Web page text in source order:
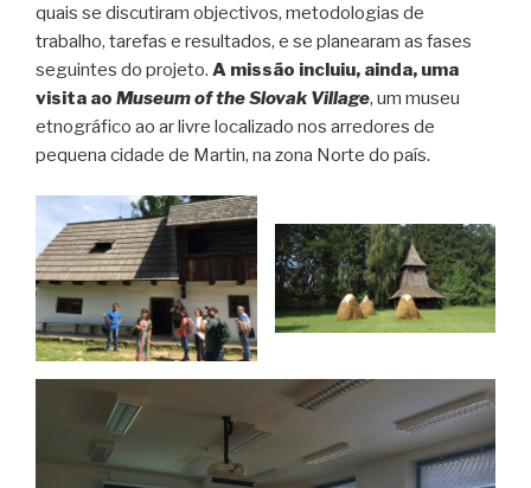
quais se discutiram objectivos, metodologias de
trabalho, tarefas e resultados, e se planearam as fases
seguintes do projeto. A missão incluiu, ainda, uma
visita ao Museum of the Slovak Village, um museu
etnográfico ao ar livre localizado nos arredores de
pequena cidade de Martin, na zona Norte do país.